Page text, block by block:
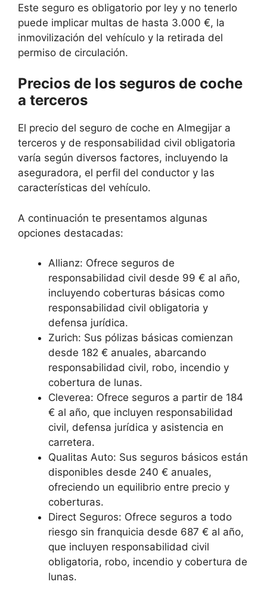
Este seguro es obligatorio por ley y no tenerlo
puede implicar multas de hasta 3.000 €, la
inmovilización del vehículo y la retirada del
permiso de circulación.
Precios de los seguros de coche
a terceros
El precio del seguro de coche en Almegijar a
terceros y de responsabilidad civil obligatoria
varía según diversos factores, incluyendo la
aseguradora, el perfil del conductor y las
características del vehículo.
A continuación te presentamos algunas
opciones destacadas:
Allianz: Ofrece seguros de
responsabilidad civil desde 99 € al año,
incluyendo coberturas básicas como
responsabilidad civil obligatoria y
defensa jurídica.
Zurich: Sus pólizas básicas comienzan
desde 182 € anuales, abarcando
responsabilidad civil, robo, incendio y
cobertura de lunas.
Cleverea: Ofrece seguros a partir de 184
€ al año, que incluyen responsabilidad
civil, defensa jurídica y asistencia en
carretera.
Qualitas Auto: Sus seguros básicos están
disponibles desde 240 € anuales,
ofreciendo un equilibrio entre precio y
coberturas.
Direct Seguros: Ofrece seguros a todo
riesgo sin franquicia desde 687 € al año,
que incluyen responsabilidad civil
obligatoria, robo, incendio y cobertura de
lunas.